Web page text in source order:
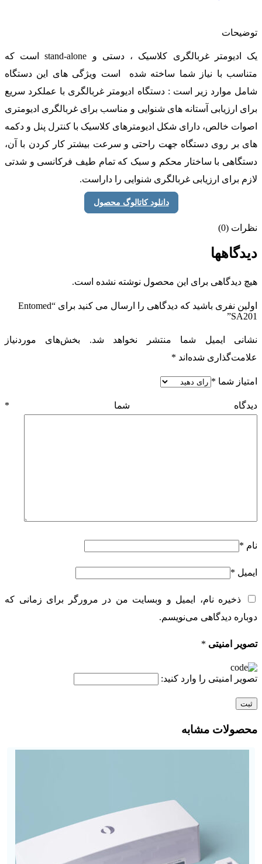
توضیحات
یک ادیومتر غربالگری کلاسیک ، دستی و stand-alone است که
متناسب با نیاز شما ساخته شده است ویژگی های این دستگاه
شامل موارد زیر است : دستگاه ادیومتر غربالگری با عملکرد سریع
برای ارزیابی آستانه های شنوایی و مناسب برای غربالگری ادیومتری
اصوات خالص، دارای شکل ادیومترهای کلاسیک با کنترل پنل و دکمه
های بر روی دستگاه جهت راحتی و سرعت بیشتر کار کردن با آن،
دستگاهی با ساختار محکم و سبک که تمام طیف فرکانسی و شدتی
لازم برای ارزیابی غربالگری شنوایی را داراست.
دانلود کاتالوگ محصول
نظرات (0)
دیدگاهها
هیچ دیدگاهی برای این محصول نوشته نشده است.
اولین نفری باشید که دیدگاهی را ارسال می کنید برای “Entomed
SA201”
نشانی ایمیل شما منتشر نخواهد شد.
بخش‌های موردنیاز
علامت‌گذاری شده‌اند *
امتیاز شما *
دیدگاه شما *
نام *
ایمیل *
ذخیره نام، ایمیل و وبسایت من در مرورگر برای زمانی که
دوباره دیدگاهی می‌نویسم.
تصویر امنیتی *
تصویر امنیتی را وارد کنید:
محصولات مشابه